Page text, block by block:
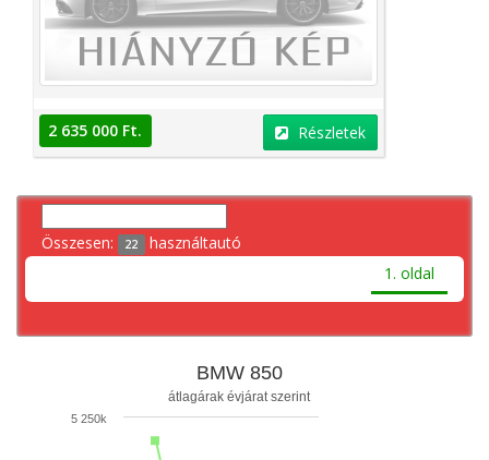
2 635 000 Ft. Részletek
Összesen: 22 használtautó
1. oldal
BMW 850
átlagárak évjárat szerint
5 250k